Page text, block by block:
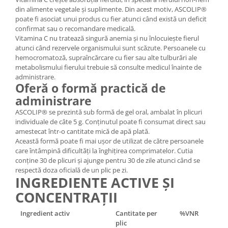
din alimente vegetale și suplimente. Din acest motiv, ASCOLIP®
poate fi asociat unui produs cu fier atunci când există un deficit
confirmat sau o recomandare medicală.
Vitamina C nu tratează singură anemia și nu înlocuiește fierul
atunci când rezervele organismului sunt scăzute. Persoanele cu
hemocromatoză, supraîncărcare cu fier sau alte tulburări ale
metabolismului fierului trebuie să consulte medicul înainte de
administrare.
Oferă o formă practică de
administrare
ASCOLIP® se prezintă sub formă de gel oral, ambalat în plicuri
individuale de câte 5 g. Conținutul poate fi consumat direct sau
amestecat într-o cantitate mică de apă plată.
Această formă poate fi mai ușor de utilizat de către persoanele
care întâmpină dificultăți la înghițirea comprimatelor. Cutia
conține 30 de plicuri și ajunge pentru 30 de zile atunci când se
respectă doza oficială de un plic pe zi.
INGREDIENTE ACTIVE ȘI
CONCENTRAȚII
Ingredient activ
Cantitate per
plic
%VNR